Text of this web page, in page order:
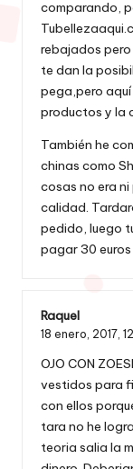
comparando,
rebajados
te dan la
pega,pero aquí
productos y la
También he
chinas como
cosas no era
calidad.
pedido, luego
pagar 30
Raquel
18 enero, 2017,
OJO CON
vestidos para
con ellos
tara no he
teoria salia la